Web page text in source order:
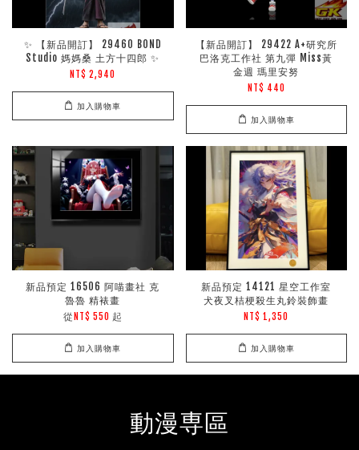
✨ 【新品開訂】 29460 BOND
Studio 媽媽桑 土方十四郎 ✨
NT$ 2,940
加入購物車
【新品開訂】 29422 A+研究所
巴洛克工作社 第九彈 Miss黃
金週 瑪里安努
NT$ 440
加入購物車
新品預定 16506 阿喵畫社 克
魯魯 精裱畫
從 NT$ 550 起
加入購物車
新品預定 14121 星空工作室
犬夜叉桔梗殺生丸鈴裝飾畫
NT$ 1,350
加入購物車
動漫専區